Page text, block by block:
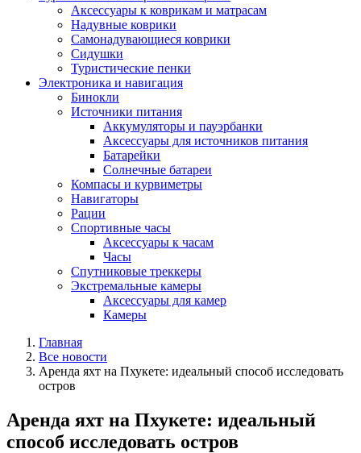
Аксессуары к коврикам и матрасам
Надувные коврики
Самонадувающиеся коврики
Сидушки
Туристические пенки
Электроника и навигация
Бинокли
Источники питания
Аккумуляторы и пауэрбанки
Аксессуары для источников питания
Батарейки
Солнечные батареи
Компасы и курвиметры
Навигаторы
Рации
Спортивные часы
Аксессуары к часам
Часы
Спутниковые треккеры
Экстремальные камеры
Аксессуары для камер
Камеры
Главная
Все новости
Аренда яхт на Пхукете: идеальный способ исследовать
остров
Аренда яхт на Пхукете: идеальный
способ исследовать остров